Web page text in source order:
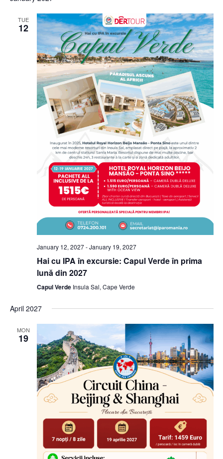
TUE
12
January 12, 2027-January 19, 2027
Hai cu IPA în excursie: Capul Verde în prima
lună din 2027
Capul Verde Insula Sal, Cape Verde
April 2027
MON
19